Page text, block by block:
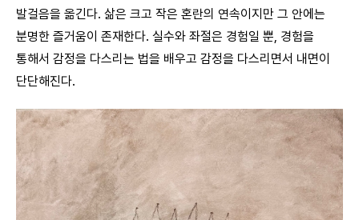
발걸음을 옮긴다. 삶은 크고 작은 혼란의 연속이지만 그 안에는
분명한 즐거움이 존재한다. 실수와 좌절은 경험일 뿐, 경험을
통해서 감정을 다스리는 법을 배우고 감정을 다스리면서 내면이
단단해진다.